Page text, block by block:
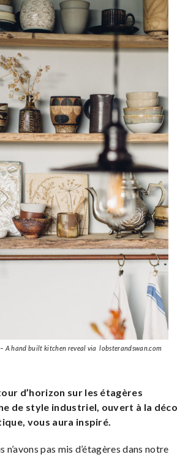
A hand built kitchen reveal via lobsterandswan.com
d’horizon sur les étagères
de style industriel, ouvert à la déco
vous aura inspiré.
n’avons pas mis d’étagères dans notre